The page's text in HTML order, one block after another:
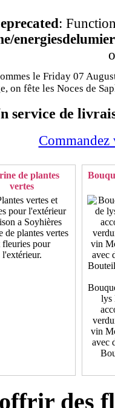
:
le Friday 07
on fête les Noces de
service de
de plantes
vertes
de plantes vertes
fleuries pour
l'extérieur.
lys
vin
avec
des